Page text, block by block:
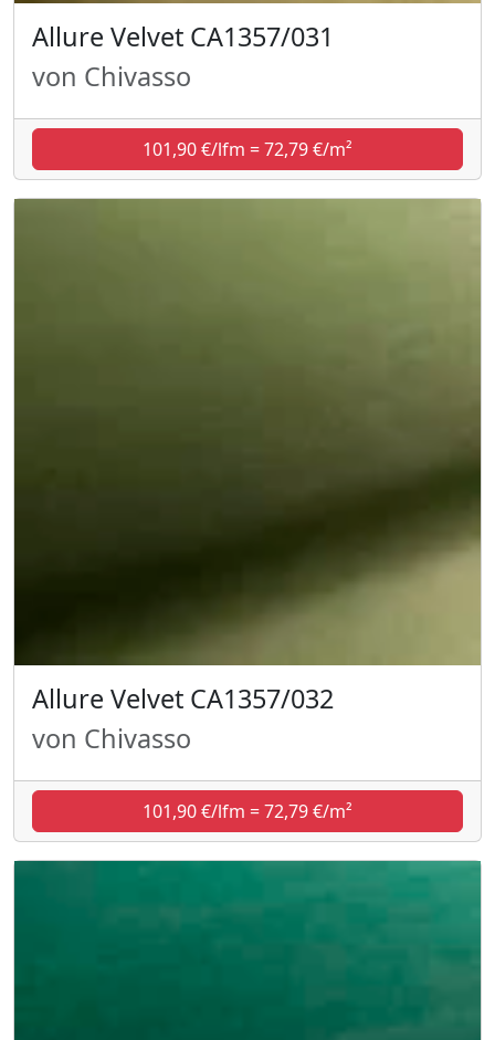
Allure Velvet CA1357/031
von Chivasso
101,90 €/lfm = 72,79 €/m²
Allure Velvet CA1357/032
von Chivasso
101,90 €/lfm = 72,79 €/m²